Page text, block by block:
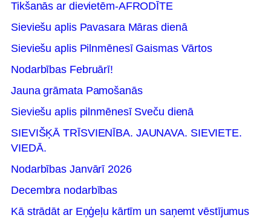
Tikšanās ar dievietēm-AFRODĪTE
Sieviešu aplis Pavasara Māras dienā
Sieviešu aplis Pilnmēnesī Gaismas Vārtos
Nodarbības Februārī!
Jauna grāmata Pamošanās
Sieviešu aplis pilnmēnesī Sveču dienā
SIEVIŠĶĀ TRĪSVIENĪBA. JAUNAVA. SIEVIETE.
VIEDĀ.
Nodarbības Janvārī 2026
Decembra nodarbības
Kā strādāt ar Eņģeļu kārtīm un saņemt vēstījumus